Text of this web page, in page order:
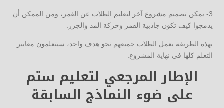
3- يمكن تصميم مشروع آخر لتعليم الطلاب عن القمر، ومن الممكن أن
يدمجوا كيف تكون جاذبية القمر وحركة المد والجزر.
بهذه الطريقة يعمل الطلاب جميعهم نحو هدف واحد، سيتعلمون معايير
التعلم كلها في نهاية المشروع.
الإطار المرجعي لتعليم ستم
على ضوء النماذج السابقة